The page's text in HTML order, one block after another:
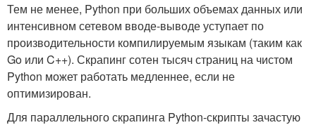
Тем не менее, Python при больших объемах данных или
интенсивном сетевом вводе-выводе уступает по
производительности компилируемым языкам (таким как
Go или C++). Скрапинг сотен тысяч страниц на чистом
Python может работать медленнее, если не
оптимизирован.
Для параллельного скрапинга Python-скрипты зачастую